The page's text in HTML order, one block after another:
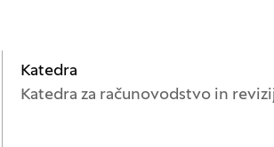
Katedra
Katedra za računovodstvo in